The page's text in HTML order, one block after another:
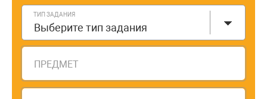
ТИП ЗАДАНИЯ
Выберите тип задания
ПРЕДМЕТ